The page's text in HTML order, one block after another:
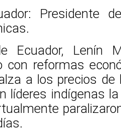
Presidente
Ecuador, Lenín
con reformas
a los precios de
líderes indígenas